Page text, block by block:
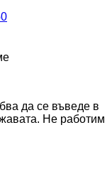
да се въведе в
Не работим